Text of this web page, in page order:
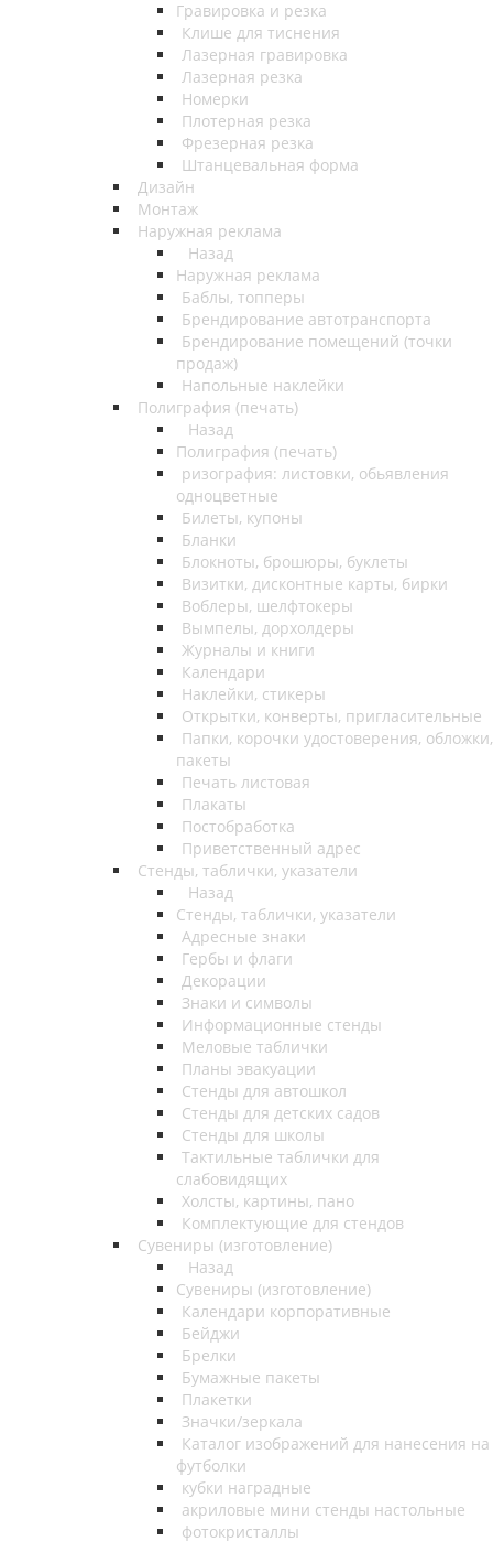
Гравировка и резка
Клише для тиснения
Лазерная гравировка
Лазерная резка
Номерки
Плотерная резка
Фрезерная резка
Штанцевальная форма
Дизайн
Монтаж
Наружная реклама
Назад
Наружная реклама
Баблы, топперы
Брендирование автотранспорта
Брендирование помещений (точки
продаж)
Напольные наклейки
Полиграфия (печать)
Назад
Полиграфия (печать)
ризография: листовки, обьявления
одноцветные
Билеты, купоны
Бланки
Блокноты, брошюры, буклеты
Визитки, дисконтные карты, бирки
Воблеры, шелфтокеры
Вымпелы, дорхолдеры
Журналы и книги
Календари
Наклейки, стикеры
Открытки, конверты, пригласительные
Папки, корочки удостоверения, обложки,
пакеты
Печать листовая
Плакаты
Постобработка
Приветственный адрес
Стенды, таблички, указатели
Назад
Стенды, таблички, указатели
Адресные знаки
Гербы и флаги
Декорации
Знаки и символы
Информационные стенды
Меловые таблички
Планы эвакуации
Стенды для автошкол
Стенды для детских садов
Стенды для школы
Тактильные таблички для
слабовидящих
Холсты, картины, пано
Комплектующие для стендов
Сувениры (изготовление)
Назад
Сувениры (изготовление)
Календари корпоративные
Бейджи
Брелки
Бумажные пакеты
Плакетки
Значки/зеркала
Каталог изображений для нанесения на
футболки
кубки наградные
акриловые мини стенды настольные
фотокристаллы